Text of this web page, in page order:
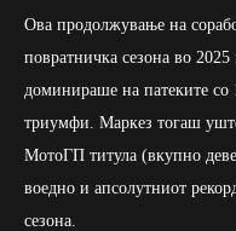
Ова продолжување на
повратничка сезона во
доминираше на патеките
триумфи. Маркез тогаш уште
МотоГП титула (вкупно
воедно и апсолутниот
сезона.